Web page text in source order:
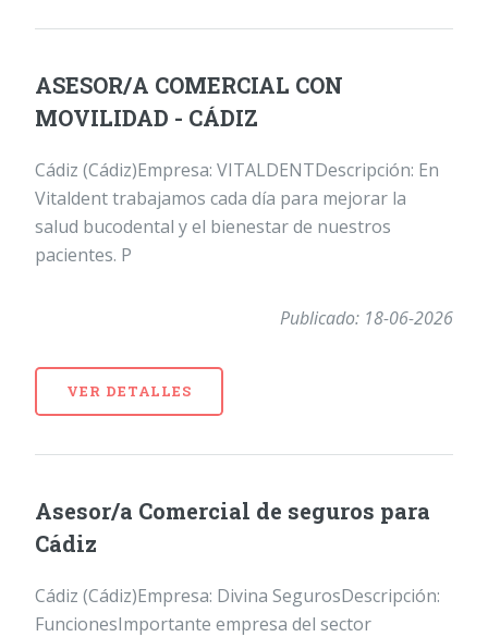
ASESOR/A COMERCIAL CON
MOVILIDAD - CÁDIZ
Cádiz (Cádiz)Empresa: VITALDENTDescripción: En
Vitaldent trabajamos cada día para mejorar la
salud bucodental y el bienestar de nuestros
pacientes. P
Publicado: 18-06-2026
VER DETALLES
Asesor/a Comercial de seguros para
Cádiz
Cádiz (Cádiz)Empresa: Divina SegurosDescripción:
FuncionesImportante empresa del sector